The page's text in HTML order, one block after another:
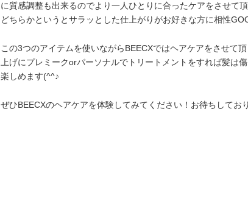
に質感調整も出来るのでより一人ひとりに合ったケアをさせて
どちらかというとサラッとした仕上がりがお好きな方に相性
この3つのアイテムを使いながらBEECXではヘアケアをさせて
上げにプレミークorパーソナルでトリートメントをすれば髪は
楽しめます(^^♪
ぜひBEECXのヘアケアを体験してみてください！お待ちしてお